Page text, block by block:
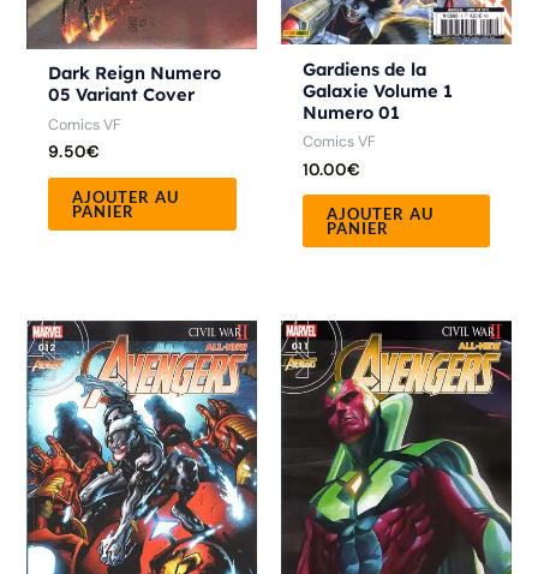
Dark Reign Numero
05 Variant Cover
Comics VF
9.50€
AJOUTER AU
PANIER
Gardiens de la
Galaxie Volume 1
Numero 01
Comics VF
10.00€
AJOUTER AU
PANIER